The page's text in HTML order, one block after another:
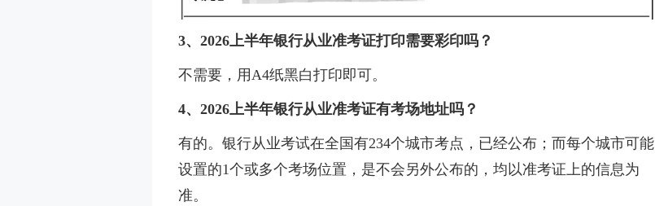
3、2026上半年银行从业准考证打印需要彩印吗？
不需要，用A4纸黑白打印即可。
4、2026上半年银行从业准考证有考场地址吗？
有的。银行从业考试在全国有234个城市考点，已经公布；而每个城市可能
设置的1个或多个考场位置，是不会另外公布的，均以准考证上的信息为
准。